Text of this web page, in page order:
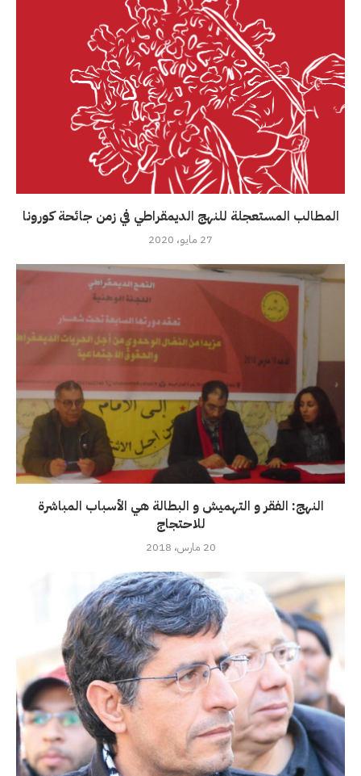
المطالب المستعجلة للنهج الديمقراطي في زمن جائحة كورونا
27 مايو، 2020
النهج: الفقر و التهميش و البطالة هي الأسباب المباشرة
للاحتجاج
20 مارس، 2018